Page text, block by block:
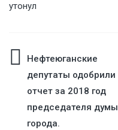
утонул
Навигация
по
записям
Нефтеюганские
депутаты одобрили
отчет за 2018 год
председателя думы
города.